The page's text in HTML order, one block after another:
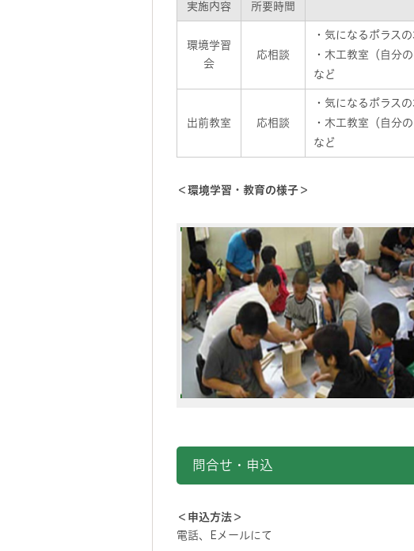
実施内容 所要時間
環境学習
会
応相談
・気になるポラス
・木工教室（自分
など
出前教室 応相談
・気になるポラス
・木工教室（自分
など
＜環境学習・教育の様子＞
問合せ・申込
＜申込方法＞
電話、Eメールにて